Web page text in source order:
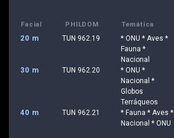
Facial PHILDOM Temática
20 m TUN 962.19
* ONU * Aves *
Fauna *
Nacional
30 m TUN 962.20
* ONU *
Nacional *
Globos
Terráqueos
40 m TUN 962.21
* Fauna * Aves *
Nacional * ONU